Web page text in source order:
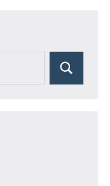
Search